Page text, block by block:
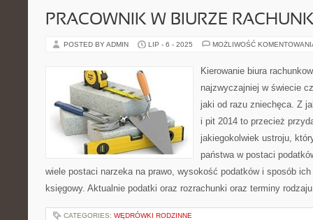
PRACOWNIK W BIURZE
POSTED BY ADMIN LIP - 6 - 2025 MOŻLIWOŚĆ
Kierowanie biura
najzwyczajniej w świecie
jaki od razu zniechęca. Z
i pit 2014 to przecież
jakiegokolwiek ustroju,
państwa w postaci
wiele postaci narzeka na prawo, wysokość podatków i sposób ich
księgowy. Aktualnie podatki oraz rozrachunki oraz terminy
CATEGORIES: WĘDRÓWKI RODZINNE